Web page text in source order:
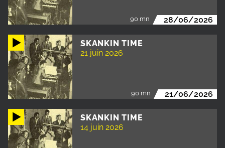
90 mn 28/06/2026
SKANKIN TIME
21 juin 2026
90 mn 21/06/2026
SKANKIN TIME
14 juin 2026